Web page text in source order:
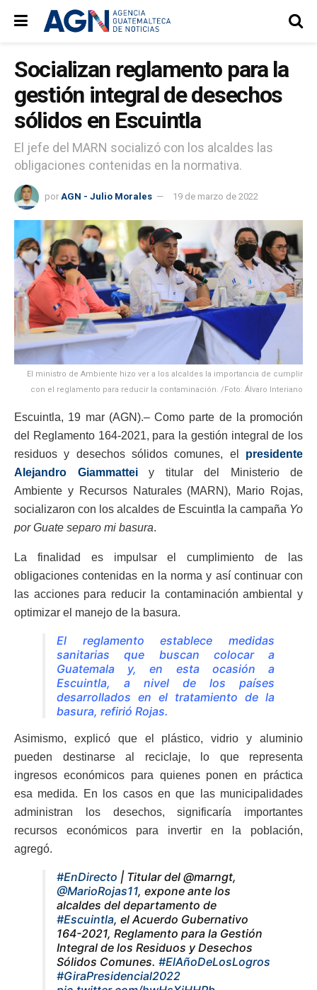
Socializan reglamento para la
gestión integral de desechos
sólidos en Escuintla
El jefe del MARN socializó con los alcaldes las
obligaciones contenidas en la normativa.
por AGN - Julio Morales 19 de marzo de 2022
El ministro de Ambiente hizo ver a los alcaldes la importancia de cumplir
con el reglamento para reducir la contaminación. /Foto: Álvaro Interiano
Escuintla, 19 mar (AGN).– Como parte de la promoción
del Reglamento 164-2021, para la gestión integral de los
residuos y desechos sólidos comunes, el
presidente
Alejandro Giammatteiy titular del Ministerio de
Ambiente y Recursos Naturales (MARN), Mario Rojas,
socializaron con los alcaldes de Escuintla la campaña Yo
por Guate separo mi basura.
La finalidad es impulsar el cumplimiento de las
obligaciones contenidas en la norma y así continuar con
las acciones para reducir la contaminación ambiental y
optimizar el manejo de la basura.
El reglamento establece medidas
sanitarias que buscan colocar a
Guatemala y, en esta ocasión a
Escuintla, a nivel de los países
desarrollados en el tratamiento de la
basura, refirió Rojas.
Asimismo, explicó que el plástico, vidrio y aluminio
pueden destinarse al reciclaje, lo que representa
ingresos económicos para quienes ponen en práctica
esa medida. En los casos en que las municipalidades
administran los desechos, significaría importantes
recursos económicos para invertir en la población,
agregó.
#EnDirecto | Titular del @marngt,
@MarioRojas11, expone ante los
alcaldes del departamento de
#Escuintla, el Acuerdo Gubernativo
164-2021, Reglamento para la Gestión
Integral de los Residuos y Desechos
Sólidos Comunes. #ElAñoDeLosLogros
#GiraPresidencial2022